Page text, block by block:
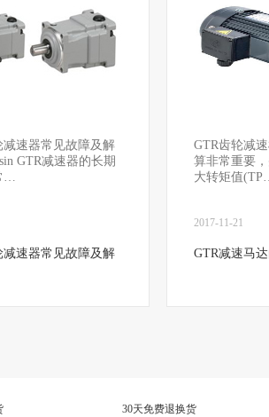
减速器常见故障及解
GTR减速器的长期
…
减速器常见故障及解
GTR齿轮减
算非常重要
大转矩值
2017-11-21
GTR减速马
30天免费退换货